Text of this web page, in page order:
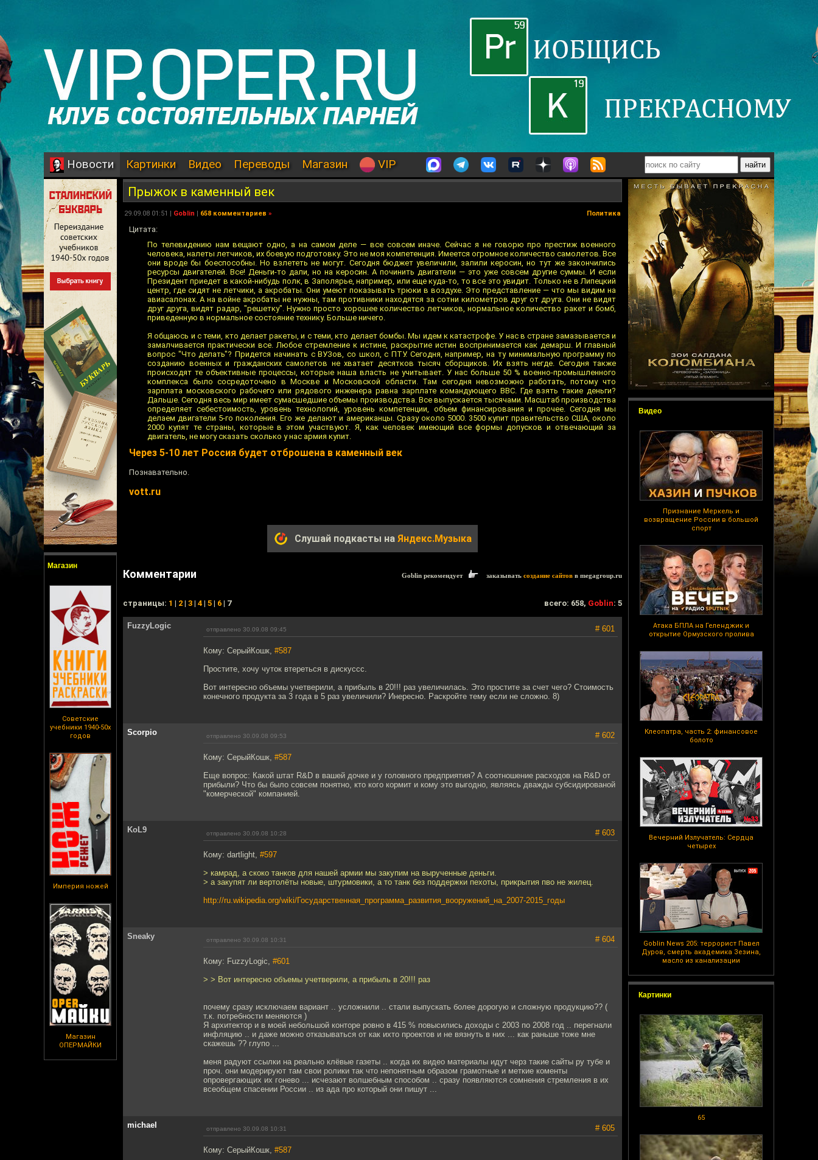
Новости Картинки Видео Переводы Магазин VIP
Магазин
Советские
учебники 1940-50х
годов
Империя ножей
Магазин
ОПЕРМАЙКИ
Видео
Признание Меркель и
возвращение России в большой
спорт
Атака БПЛА на Геленджик и
открытие Ормузского пролива
Клеопатра, часть 2: финансовое
болото
Вечерний Излучатель: Сердца
четырех
Goblin News 205: террорист Павел
Дуров, смерть академика Зезина,
масло из канализации
Картинки
65
Прыжок в каменный век
29.09.08 01:51 | Goblin | 658 комментариев » Политика
Цитата:
По телевидению нам вещают одно, а на самом деле — все совсем иначе. Сейчас я не говорю про престиж военного
человека, налеты летчиков, их боевую подготовку. Это не моя компетенция. Имеется огромное количество самолетов. Все
они вроде бы боеспособны. Но взлететь не могут. Сегодня бюджет увеличили, залили керосин, но тут же закончились
ресурсы двигателей. Все! Деньги-то дали, но на керосин. А починить двигатели — это уже совсем другие суммы. И если
Президент приедет в какой-нибудь полк, в Заполярье, например, или еще куда-то, то все это увидит. Только не в Липецкий
центр, где сидят не летчики, а акробаты. Они умеют показывать трюки в воздухе. Это представление — что мы видим на
авиасалонах. А на войне акробаты не нужны, там противники находятся за сотни километров друг от друга. Они не видят
друг друга, видят радар, "решетку". Нужно просто хорошее количество летчиков, нормальное количество ракет и бомб,
приведенную в нормальное состояние технику. Больше ничего.
Я общаюсь и с теми, кто делает ракеты, и с теми, кто делает бомбы. Мы идем к катастрофе. У нас в стране замазывается и
замалчивается практически все. Любое стремление к истине, раскрытие истин воспринимается как демарш. И главный
вопрос "Что делать"? Придется начинать с ВУЗов, со школ, с ПТУ. Сегодня, например, на ту минимальную программу по
созданию военных и гражданских самолетов не хватает десятков тысяч сборщиков. Их взять негде. Сегодня также
происходят те объективные процессы, которые наша власть не учитывает. У нас больше 50 % военно-промышленного
комплекса было сосредоточено в Москве и Московской области. Там сегодня невозможно работать, потому что
зарплата московского рабочего или рядового инженера равна зарплате командующего ВВС. Где взять такие деньги?
Дальше. Сегодня весь мир имеет сумасшедшие объемы производства. Все выпускается тысячами. Масштаб производства
определяет себестоимость, уровень технологий, уровень компетенции, объем финансирования и прочее. Сегодня мы
делаем двигатели 5-го поколения. Его же делают и американцы. Сразу около 5000. 3500 купит правительство США, около
2000 купят те страны, которые в этом участвуют. Я, как человек имеющий все формы допусков и отвечающий за
двигатель, не могу сказать сколько у нас армия купит.
Через 5-10 лет Россия будет отброшена в каменный век
Познавательно.
vott.ru
Слушай подкасты на Яндекс.Музыка
Комментарии Goblin рекомендует заказывать создание сайтов в megagroup.ru
cтраницы: 1 | 2 | 3 | 4 | 5 | 6 | 7 всего: 658, Goblin: 5
FuzzyLogic отправлено 30.09.08 09:45 # 601
Кому: СерыйКошк, #587
Простите, хочу чуток втереться в дискуссс.
Вот интересно объемы учетверили, а прибыль в 20!!! раз увеличилась. Это простите за счет чего? Стоимость
конечного продукта за 3 года в 5 раз увеличили? Инересно. Раскройте тему если не сложно. 8)
Scorpio отправлено 30.09.08 09:53 # 602
Кому: СерыйКошк, #587
Еще вопрос: Какой штат R&D в вашей дочке и у головного предприятия? А соотношение расходов на R&D от
прибыли? Что бы было совсем понятно, кто кого кормит и кому это выгодно, являясь дважды субсидированой
"комерческой" компанией.
KoL9 отправлено 30.09.08 10:28 # 603
Кому: dartlight, #597
> камрад, а скоко танков для нашей армии мы закупим на вырученные деньги.
> а закупят ли вертолёты новые, штурмовики, а то танк без поддержки пехоты, прикрытия пво не жилец.
http://ru.wikipedia.org/wiki/Государственная_программа_развития_вооружений_на_2007-2015_годы
Sneaky отправлено 30.09.08 10:31 # 604
Кому: FuzzyLogic, #601
> > Вот интересно объемы учетверили, а прибыль в 20!!! раз
почему сразу исключаем вариант .. усложнили .. стали выпускать более дорогую и сложную продукцию?? (
т.к. потребности меняются )
Я архитектор и в моей небольшой конторе ровно в 415 % повысились доходы с 2003 по 2008 год .. перегнали
инфляцию .. и даже можно отказываться от как ихто проектов и не вязнуть в них ... как раньше тоже мне
скажешь ?? глупо ...
меня радуют ссылки на реально клёвые газеты .. когда их видео материалы идут черз такие сайты ру тубе и
проч. они модерируют там свои ролики так что непонятным образом грамотные и меткие коменты
опровергающих их гонево ... исчезают волшебным способом .. сразу появляются сомнения стремления в их
всеобщем спасении России .. из ада про который они пишут ...
michael отправлено 30.09.08 10:31 # 605
Кому: СерыйКошк, #587